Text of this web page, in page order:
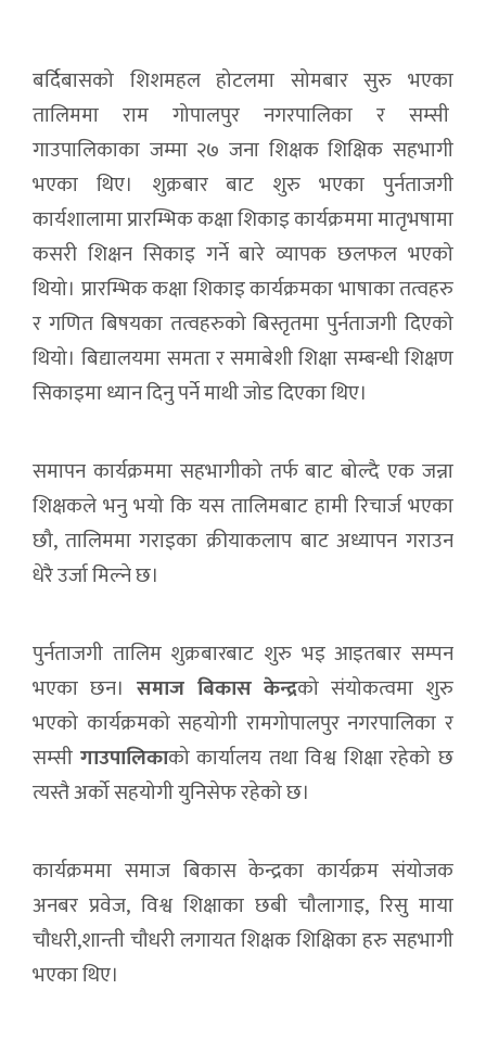
बर्दिबासको शिशमहल होटलमा सोमबार सुरु भएका
तालिममा राम गोपालपुर नगरपालिका र सम्सी
गाउपालिकाका जम्मा २७ जना शिक्षक शिक्षिक सहभागी
भएका थिए। शुक्रबार बाट शुरु भएका पुर्नताजगी
कार्यशालामा प्रारम्भिक कक्षा शिकाइ कार्यक्रममा मातृभषामा
कसरी शिक्षन सिकाइ गर्ने बारे व्यापक छलफल भएको
थियो। प्रारम्भिक कक्षा शिकाइ कार्यक्रमका भाषाका तत्वहरु
र गणित बिषयका तत्वहरुको बिस्तृतमा पुर्नताजगी दिएको
थियो। बिद्यालयमा समता र समाबेशी शिक्षा सम्बन्धी शिक्षण
सिकाइमा ध्यान दिनु पर्ने माथी जोड दिएका थिए।
समापन कार्यक्रममा सहभागीको तर्फ बाट बोल्दै एक जन्ना
शिक्षकले भनु भयो कि यस तालिमबाट हामी रिचार्ज भएका
छौ, तालिममा गराइका क्रीयाकलाप बाट अध्यापन गराउन
धेरै उर्जा मिल्ने छ।
पुर्नताजगी तालिम शुक्रबारबाट शुरु भइ आइतबार सम्पन
भएका छन।समाज बिकास केन्द्रको संयोकत्वमा शुरु
भएको कार्यक्रमको सहयोगी रामगोपालपुर नगरपालिका र
सम्सी गाउपालिकाको कार्यालय तथा विश्व शिक्षा रहेको छ
त्यस्तै अर्को सहयोगी युनिसेफ रहेको छ।
कार्यक्रममा समाज बिकास केन्द्रका कार्यक्रम संयोजक
अनबर प्रवेज, विश्व शिक्षाका छबी चौलागाइ, रिसु माया
चौधरी,शान्ती चौधरी लगायत शिक्षक शिक्षिका हरु सहभागी
भएका थिए।